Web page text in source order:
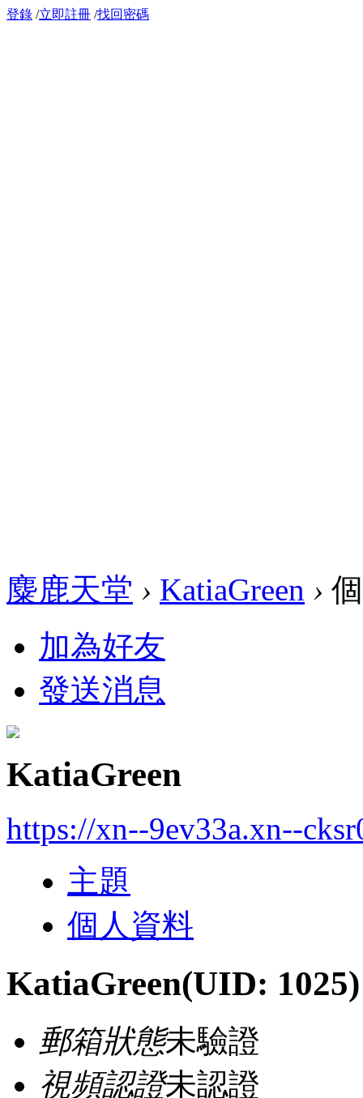
登錄 /立即註冊 /找回密碼
麋鹿天堂 › KatiaGreen ›
加為好友
發送消息
KatiaGreen
https://xn--9ev33a.xn--
主題
個人資料
KatiaGreen(UID: 1025)
郵箱狀態未驗證
視頻認證未認證